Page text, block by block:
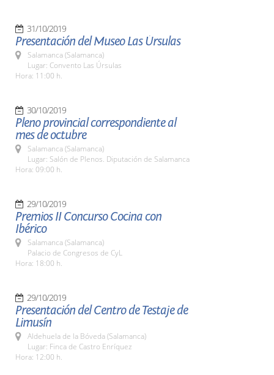
31/10/2019
Presentación del Museo Las Úrsulas
Salamanca (Salamanca)
Lugar: Convento Las Úrsulas
Hora: 11:00 h.
30/10/2019
Pleno provincial correspondiente al
mes de octubre
Salamanca (Salamanca)
Lugar: Salón de Plenos. Diputación de Salamanca
Hora: 09:00 h.
29/10/2019
Premios II Concurso Cocina con
Ibérico
Salamanca (Salamanca)
Palacio de Congresos de CyL
Hora: 18:00 h.
29/10/2019
Presentación del Centro de Testaje de
Limusín
Aldehuela de la Bóveda (Salamanca)
Lugar: Finca de Castro Enríquez
Hora: 12:00 h.